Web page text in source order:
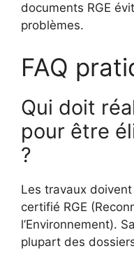
documents RGE
problèmes.
FAQ
Qui doit
pour être
?
Les travaux
certifié RGE
l’Environnement).
plupart des